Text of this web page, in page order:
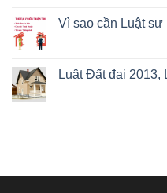
Vì sao cần Luật sư
Luật Đất đai 2013,